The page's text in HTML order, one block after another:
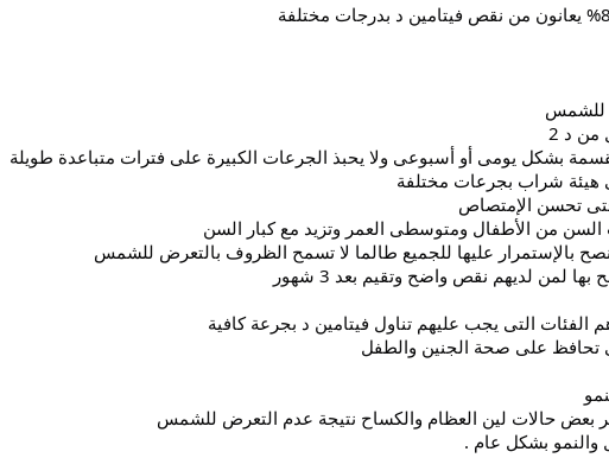
للشمس
بشكل يومى أو أسبوعى ولا يحبذ الجرعات الكبيرة على فترات متباعدة طويلة
هيئة شراب بجرعات مختلفة
تحسن الإمتصاص
من الأطفال ومتوسطى العمر وتزيد مع كبار السن
بالإستمرار عليها للجميع طالما لا تسمح الظروف بالتعرض للشمس
لمن لديهم نقص واضح وتقيم بعد 3 شهور
الفئات التى يجب عليهم تناول فيتامين د بجرعة كافية
تحافظ على صحة الجنين والطفل
حالات لين العظام والكساح نتيجة عدم التعرض للشمس
والنمو بشكل عام .